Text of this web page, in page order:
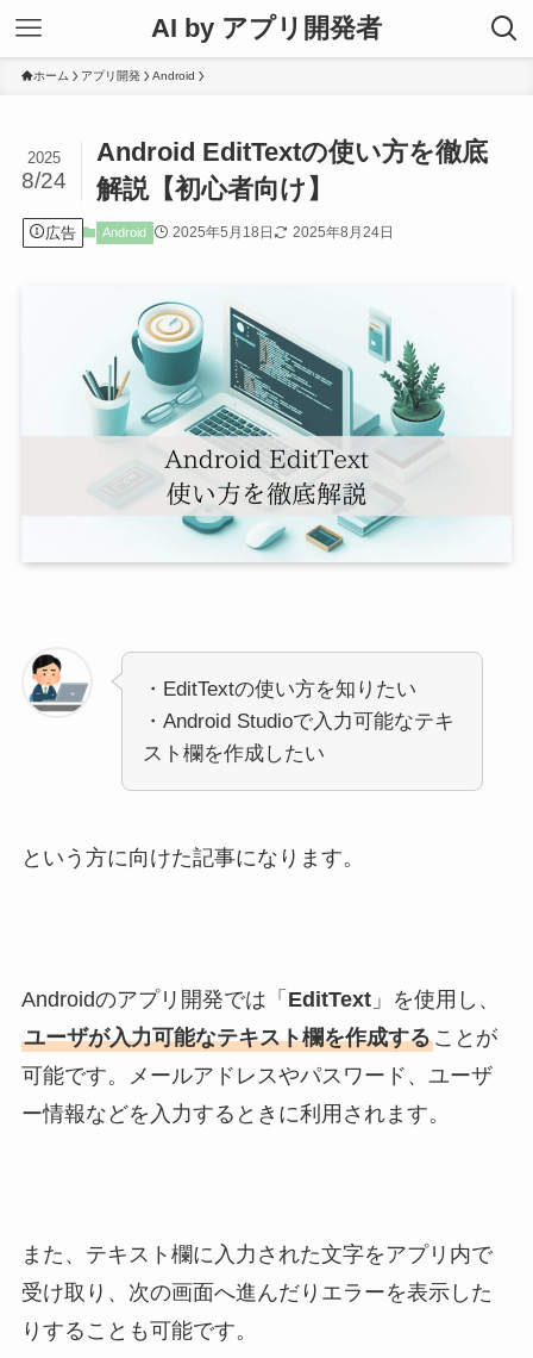
AI by アプリ開発者
ホーム アプリ開発 Android
Android EditTextの使い方を徹底
解説【初心者向け】
2025
8/24
広告 Android 2025年5月18日 2025年8月24日
・EditTextの使い方を知りたい
・Android Studioで入力可能なテキ
スト欄を作成したい
という方に向けた記事になります。
Androidのアプリ開発では「 EditText」を使用し、
ユーザが入力可能なテキスト欄を作成することが
可能です。メールアドレスやパスワード、ユーザ
ー情報などを入力するときに利用されます。
また、テキスト欄に入力された文字をアプリ内で
受け取り、次の画面へ進んだりエラーを表示した
りすることも可能です。